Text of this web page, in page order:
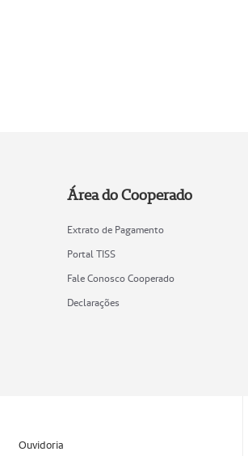
Área do Cooperado
Extrato de Pagamento
Portal TISS
Fale Conosco Cooperado
Declarações
Ouvidoria